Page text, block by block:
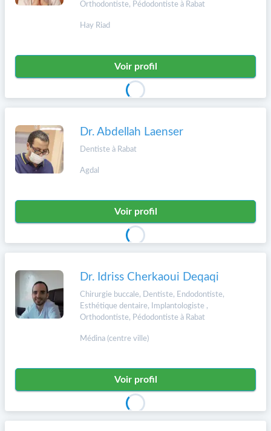
Orthodontiste, Pédodontiste à Rabat
Hay Riad
Voir profil
Dr. Abdellah Laenser
Dentiste à Rabat
Agdal
Voir profil
Dr. Idriss Cherkaoui Deqaqi
Chirurgie buccale, Dentiste, Endodontiste,
Esthétique dentaire, Implantologiste ,
Orthodontiste, Pédodontiste à Rabat
Médina (centre ville)
Voir profil